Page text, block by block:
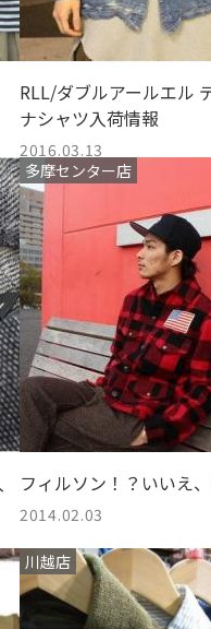
RLL/ダブルアールエル
ナシャツ入荷情報
2016.03.13
多摩センター店
フィルソン！？いいえ、
2014.02.03
川越店